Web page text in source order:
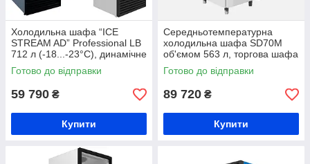
Холодильна шафа “ICE
STREAM AD” Professional LB
712 л (-18...-23°С), динамічне
охолодження, морозильна
шафа торгова
Готово до відправки
59 790 ₴
Купити
Середньотемпературна
холодильна шафа SD70M
об'ємом 563 л, торгова шафа
охолоджувальна -5...+5°C,
глухі двері, динаміка
Готово до відправки
89 720 ₴
Купити